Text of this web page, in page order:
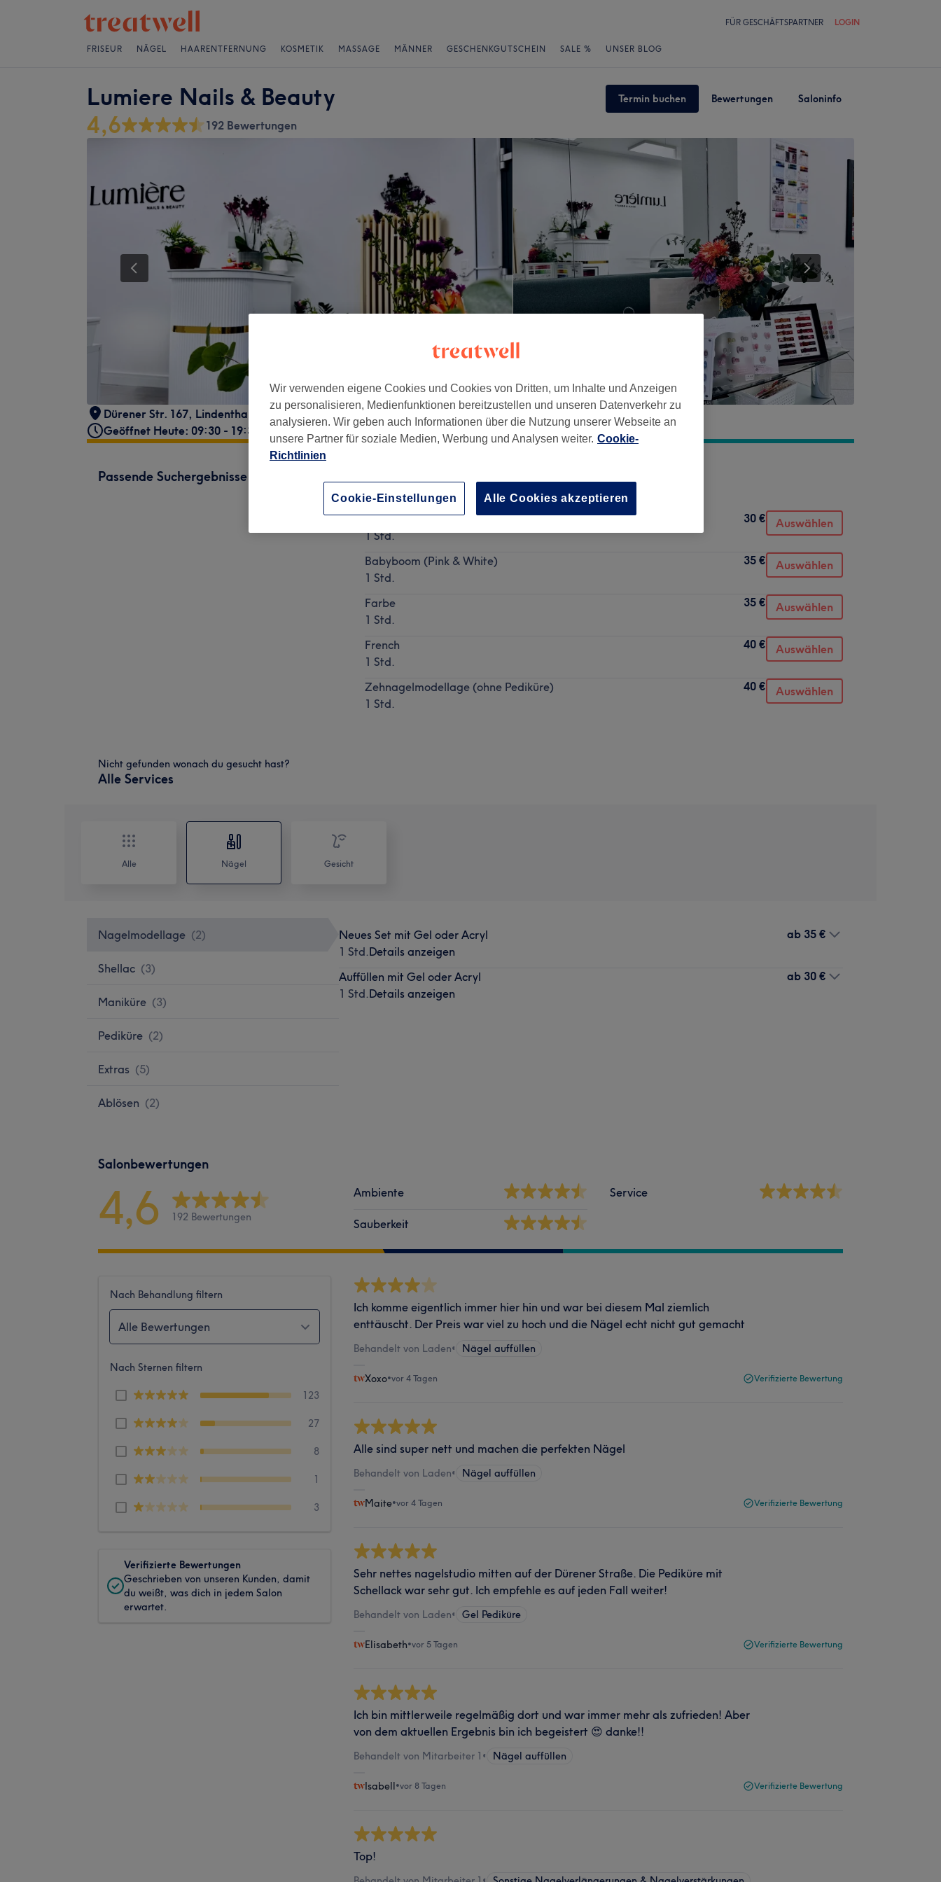
FÜR GESCHÄFTSPARTNER LOGIN
FRISEUR NÄGEL HAARENTFERNUNG KOSMETIK MASSAGE MÄNNER GESCHENKGUTSCHEIN SALE % UNSER BLOG
Lumiere Nails & Beauty Termin buchen Bewertungen Saloninfo
4,6 192 Bewertungen
Dürener Str. 167, Lindenthal Köln 50931
Geöffnet Heute: 09:30 - 19:30
Passende Suchergebnisse
Details anzeigen
Natur
1 Std.
30 € Auswählen
Babyboom (Pink & White)
1 Std.
35 € Auswählen
Farbe
1 Std.
35 € Auswählen
French
1 Std.
40 € Auswählen
Zehnagelmodellage (ohne Pediküre)
1 Std.
40 € Auswählen
Nicht gefunden wonach du gesucht hast?
Alle Services
Alle Nägel Gesicht
Nagelmodellage (2)
Shellac (3)
Maniküre (3)
Pediküre (2)
Extras (5)
Ablösen (2)
Neues Set mit Gel oder Acryl
1 Std.Details anzeigen
ab 35 €
Auffüllen mit Gel oder Acryl
1 Std.Details anzeigen
ab 30 €
Salonbewertungen
4,6 192 Bewertungen
Ambiente
Sauberkeit
Service
Nach Behandlung filtern
Alle Bewertungen
Nach Sternen filtern
123
27
8
1
3
Verifizierte Bewertungen
Geschrieben von unseren Kunden, damit
du weißt, was dich in jedem Salon
erwartet.
Ich komme eigentlich immer hier hin und war bei diesem Mal ziemlich
enttäuscht. Der Preis war viel zu hoch und die Nägel echt nicht gut gemacht
Behandelt von Laden• Nägel auffüllen
Xoxo•vor 4 Tagen Verifizierte Bewertung
Alle sind super nett und machen die perfekten Nägel
Behandelt von Laden• Nägel auffüllen
Maite•vor 4 Tagen Verifizierte Bewertung
Sehr nettes nagelstudio mitten auf der Dürener Straße. Die Pediküre mit
Schellack war sehr gut. Ich empfehle es auf jeden Fall weiter!
Behandelt von Laden• Gel Pediküre
Elisabeth•vor 5 Tagen Verifizierte Bewertung
Ich bin mittlerweile regelmäßig dort und war immer mehr als zufrieden! Aber
von dem aktuellen Ergebnis bin ich begeistert 😍 danke!!
Behandelt von Mitarbeiter 1 • Nägel auffüllen
Isabell•vor 8 Tagen Verifizierte Bewertung
Top!
Wir verwenden eigene Cookies und Cookies von Dritten, um Inhalte und Anzeigen
zu personalisieren, Medienfunktionen bereitzustellen und unseren Datenverkehr zu
analysieren. Wir geben auch Informationen über die Nutzung unserer Webseite an
unsere Partner für soziale Medien, Werbung und Analysen weiter. Cookie-
Richtlinien
Cookie-Einstellungen Alle Cookies akzeptieren